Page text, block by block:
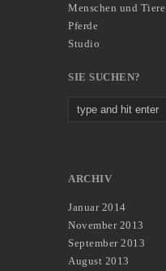
Menschen und Tiere
Pferde
Studio
SIE SUCHEN?
ARCHIV
Januar 2014
November 2013
September 2013
August 2013